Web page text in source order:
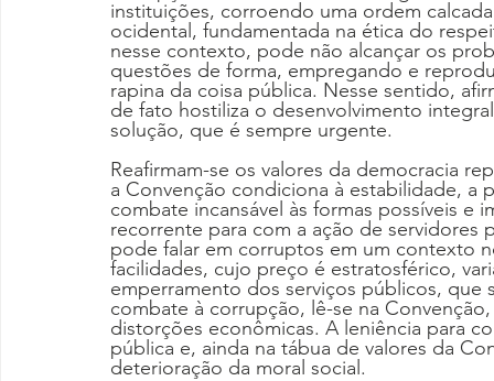
instituições, corroendo uma ordem
ocidental, fundamentada na ética do
nesse contexto, pode não alcançar os
questões de forma, empregando e
rapina da coisa pública. Nesse sentido,
de fato hostiliza o desenvolvimento
solução, que é sempre urgente.
Reafirmam-se os valores da democracia
a Convenção condiciona à estabilidade,
combate incansável às formas possíveis
recorrente para com a ação de
pode falar em corruptos em um contexto
facilidades, cujo preço é estratosférico,
emperramento dos serviços públicos,
combate à corrupção, lê-se na
distorções econômicas. A leniência para
pública e, ainda na tábua de valores da
deterioração da moral social.